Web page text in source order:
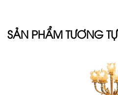
SẢN PHẨM TƯƠNG TỰ